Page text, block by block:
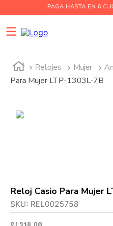
Relojes Mujer
Para Mujer LTP-1303L-7B
Reloj Casio Para Mujer
SKU: REL0025758